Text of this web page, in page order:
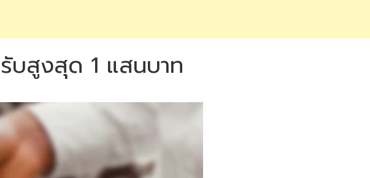
บสูงสุด 1 แสนบาท